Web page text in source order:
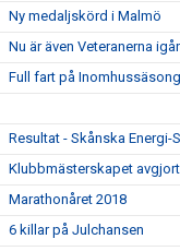
Ny medaljskörd i Malmö
Nu är även Veteranerna
Full fart på
Resultat - Skånska Energi-
Klubbmästerskapet
Marathonåret 2018
6 killar på Julchansen